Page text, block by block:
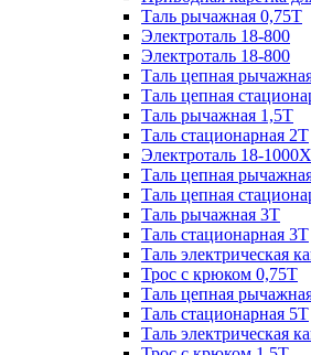
Таль рычажная 0,75Т
Электроталь 18-800
Электроталь 18-800
Таль цепная
Таль цепная
Таль рычажная 1,5Т
Таль стационарная 2Т
Электроталь 18-1000X
Таль цепная
Таль цепная
Таль рычажная 3Т
Таль стационарная 3Т
Таль электрическая
Трос с крюком 0,75Т
Таль цепная
Таль стационарная 5Т
Таль электрическая